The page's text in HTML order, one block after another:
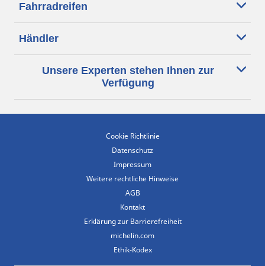
Fahrradreifen
Händler
Unsere Experten stehen Ihnen zur
Verfügung
Cookie Richtlinie
Datenschutz
Impressum
Weitere rechtliche Hinweise
AGB
Kontakt
Erklärung zur Barrierefreiheit
michelin.com
Ethik-Kodex